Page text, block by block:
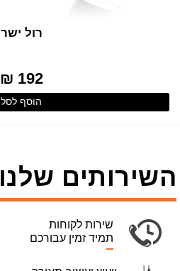
רול ישר
192 ₪
הוסף לסל
השירותים שלנו
שירות לקוחות
תמיד זמין עבורכם